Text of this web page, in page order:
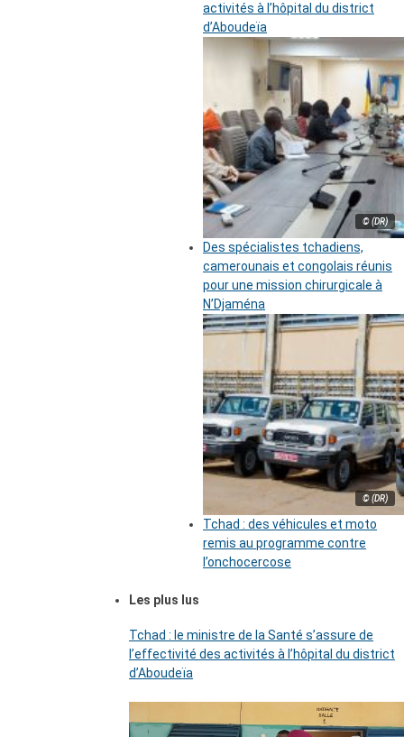
activités à l’hôpital du district
d’Aboudeïa
© (DR)
Des spécialistes tchadiens,
camerounais et congolais réunis
pour une mission chirurgicale à
N’Djaména
© (DR)
Tchad : des véhicules et moto
remis au programme contre
l’onchocercose
Les plus lus
Tchad : le ministre de la Santé s’assure de
l’effectivité des activités à l’hôpital du district
d’Aboudeïa